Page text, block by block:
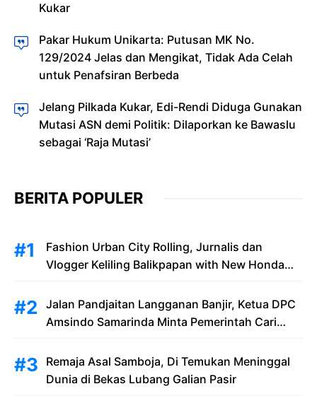
Kukar
Pakar Hukum Unikarta: Putusan MK No.
129/2024 Jelas dan Mengikat, Tidak Ada Celah
untuk Penafsiran Berbeda
Jelang Pilkada Kukar, Edi-Rendi Diduga Gunakan
Mutasi ASN demi Politik: Dilaporkan ke Bawaslu
sebagai ‘Raja Mutasi’
BERITA POPULER
Fashion Urban City Rolling, Jurnalis dan
Vlogger Keliling Balikpapan with New Honda
Jalan Pandjaitan Langganan Banjir, Ketua DPC
Amsindo Samarinda Minta Pemerintah Cari
Masyarakat Terjebak Banjir
Remaja Asal Samboja, Di Temukan Meninggal
Dunia di Bekas Lubang Galian Pasir